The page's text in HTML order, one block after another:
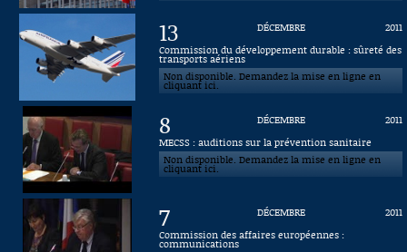
13 DÉCEMBRE
2011
Commission du développement durable : sûreté des
transports aériens
Non disponible. Demandez la mise en ligne en
cliquant ici.
8 DÉCEMBRE
2011
MECSS : auditions sur la prévention sanitaire
Non disponible. Demandez la mise en ligne en
cliquant ici.
7 DÉCEMBRE
2011
Commission des affaires européennes :
communications